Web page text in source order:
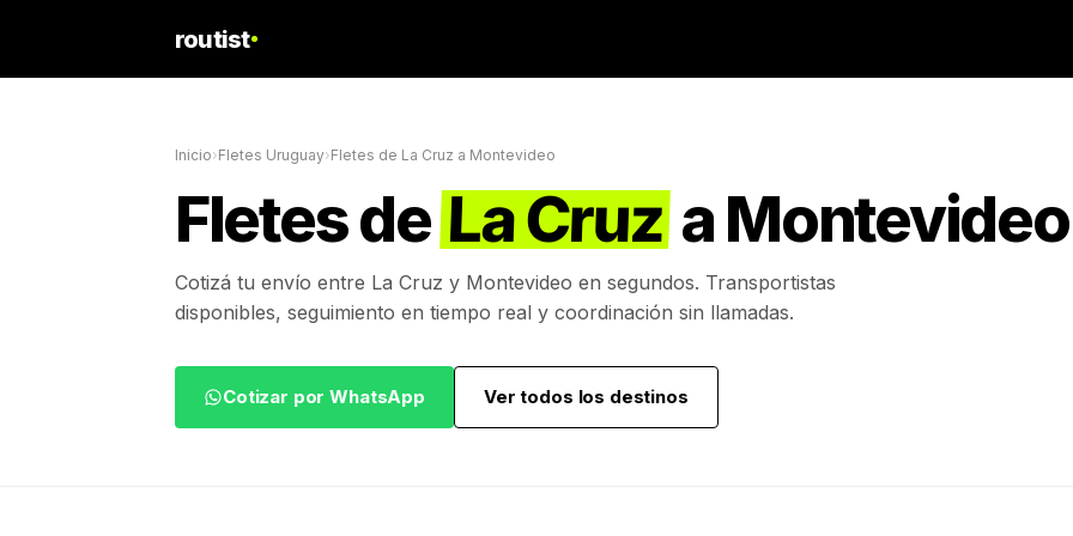
routist
Inicio›Fletes Uruguay›Fletes de La Cruz a Montevideo
Fletes de La Cruz aMontevideo
Cotizá tu envío entre La Cruz y Montevideo en segundos. Transportistas
disponibles, seguimiento en tiempo real y coordinación sin llamadas.
Cotizar por WhatsApp Ver todos los destinos